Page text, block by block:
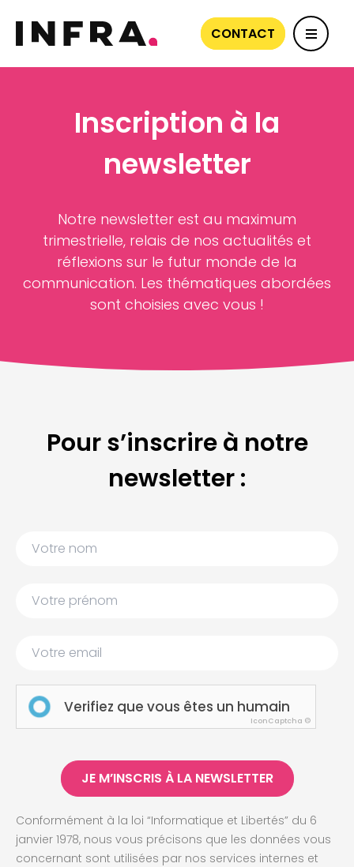
CONTACT
Inscription à la
newsletter
Notre newsletter est au maximum
trimestrielle, relais de nos actualités et
réflexions sur le futur monde de la
communication. Les thématiques abordées
sont choisies avec vous !
Pour s’inscrire à notre
newsletter :
IconCaptcha ©
Verifiez que vous êtes un humain
JE M’INSCRIS À LA NEWSLETTER
Conformément à la loi “Informatique et Libertés” du 6
janvier 1978, nous vous précisons que les données vous
concernant sont utilisées par nos services internes et